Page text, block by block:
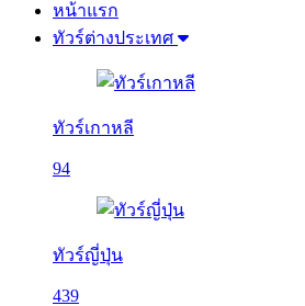
หน้าแรก
ทัวร์ต่างประเทศ
ทัวร์เกาหลี
94
ทัวร์ญี่ปุ่น
439